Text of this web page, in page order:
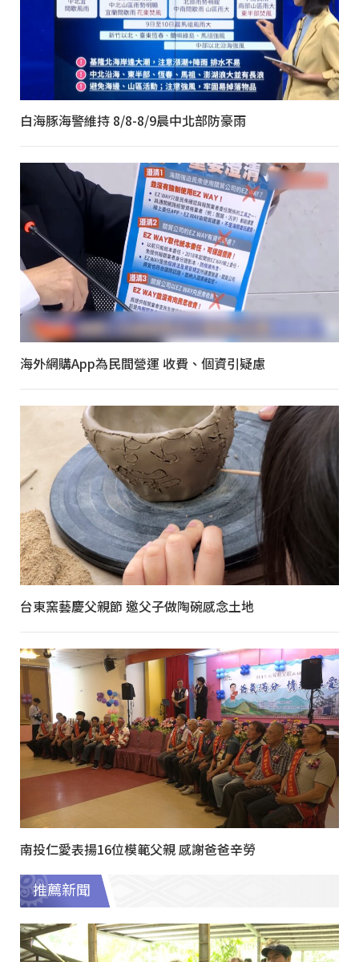
白海豚海警維持 8/8-8/9晨中北部防豪雨
海外網購App為民間營運 收費、個資引疑慮
台東窯藝慶父親節 邀父子做陶碗感念土地
南投仁愛表揚16位模範父親 感謝爸爸辛勞
推薦新聞